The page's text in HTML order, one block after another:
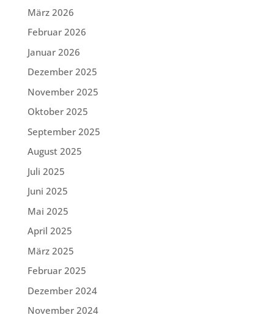
März 2026
Februar 2026
Januar 2026
Dezember 2025
November 2025
Oktober 2025
September 2025
August 2025
Juli 2025
Juni 2025
Mai 2025
April 2025
März 2025
Februar 2025
Dezember 2024
November 2024